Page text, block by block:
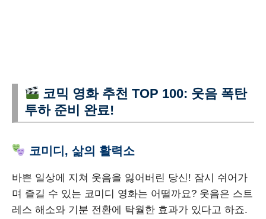
코믹 영화 추천 TOP 100: 웃음 폭탄
투하 준비 완료!
코미디, 삶의 활력소
바쁜 일상에 지쳐 웃음을 잃어버린 당신! 잠시 쉬어가
며 즐길 수 있는 코미디 영화는 어떨까요? 웃음은 스트
레스 해소와 기분 전환에 탁월한 효과가 있다고 하죠.